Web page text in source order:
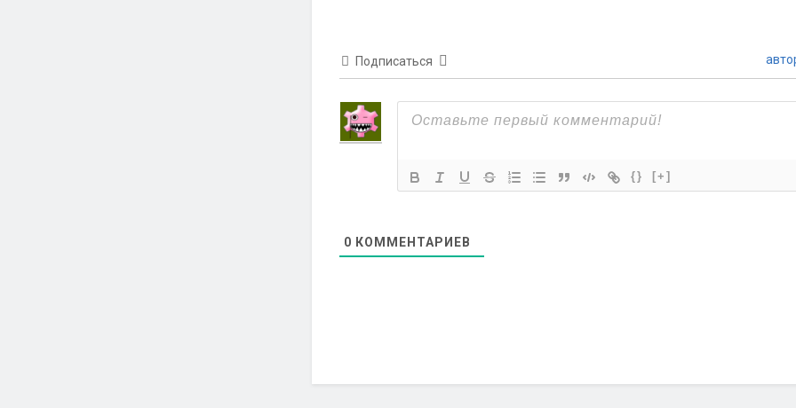
Подписаться
{} [+]
0 КОММЕНТАРИЕВ